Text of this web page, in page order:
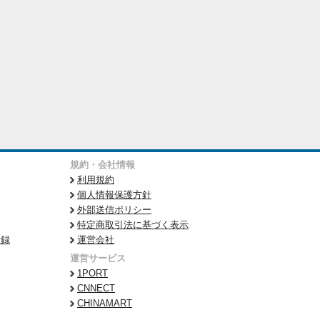
規約・会社情報
利用規約
個人情報保護方針
外部送信ポリシー
特定商取引法に基づく表示
運営会社
運営サービス
1PORT
CNNECT
CHINAMART